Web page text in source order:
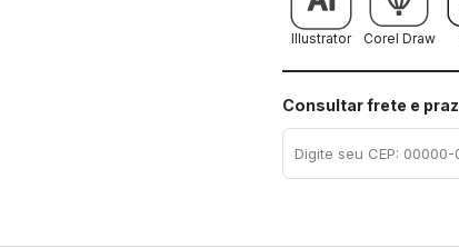
Illustrator Corel Draw
Consultar frete e